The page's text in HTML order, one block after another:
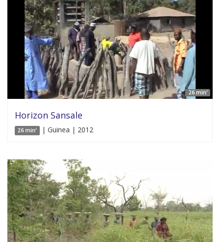
26 min'
Horizon Sansale
26 min' | Guinea | 2012